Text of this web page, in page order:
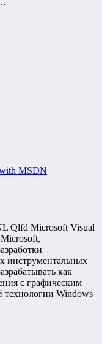
MSDN
Qlfd Microsoft Visual
инструментальных
как
с графическим
технологии Windows